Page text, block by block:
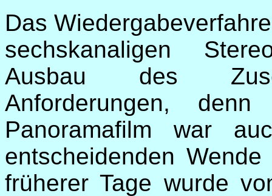
Das
sechskanaligen
Ausbau des
Anforderungen,
Panoramafilm war
entscheidenden
früherer Tage wurde